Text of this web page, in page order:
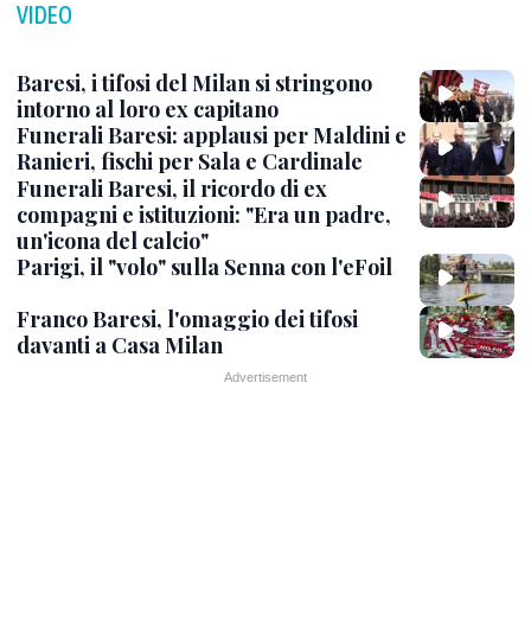
VIDEO
Baresi, i tifosi del Milan si stringono
intorno al loro ex capitano
Funerali Baresi: applausi per Maldini e
Ranieri, fischi per Sala e Cardinale
Funerali Baresi, il ricordo di ex
compagni e istituzioni: "Era un padre,
un'icona del calcio"
Parigi, il "volo" sulla Senna con l'eFoil
Franco Baresi, l'omaggio dei tifosi
davanti a Casa Milan